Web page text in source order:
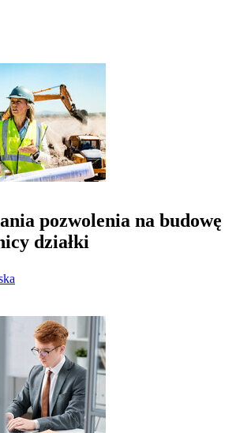
pozwolenia na budowę
działki